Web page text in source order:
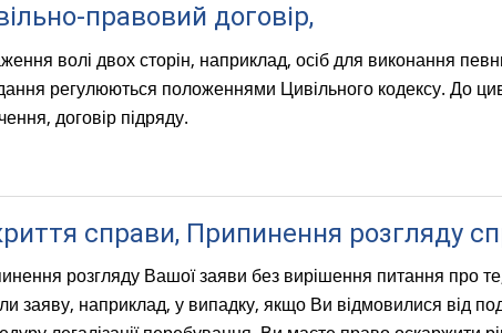
правовий договір,
волі двох сторін, наприклад, осіб для виконання
регулюються положеннями Цивільного кодексу. До
договір підряду.
справи, Припинення розгляду
розгляду Вашої заяви без вирішення питання про
заяву, наприклад, у випадку, якщо Ви відмовилися від